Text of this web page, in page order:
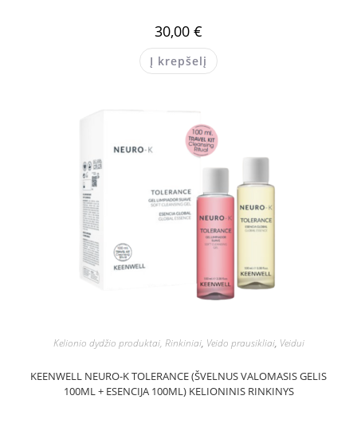
30,00 €
Į krepšelį
Kelionio dydžio produktai, Rinkiniai, Veido prausikliai, Veidui
KEENWELL NEURO-K TOLERANCE (ŠVELNUS VALOMASIS GELIS
100ML + ESENCIJA 100ML) KELIONINIS RINKINYS